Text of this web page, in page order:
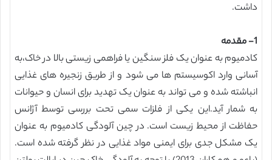
داشت.
1- مقدمه
کادمیوم به عنوان یک فلز سنگین یا فراهمی زیستی بالا در خاک،به
آسانی وارد اکوسیستم ها می شود و از طریق زنجیره های غذایی
انباشته شده و می تواند به عنوان یک تهدید برای انسان و حیوانات
به شمار آید.این یکی از فلزات سمی تحت بررسی توسط آژانس
حفاظت از محیط زیست است. در چین آلودگی کادمیوم به عنوان
یک مشکل جدی برای ایمنی مواد غذایی در نظر گرفته شده است.